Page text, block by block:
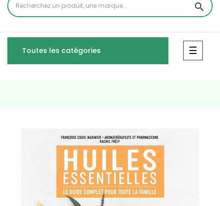
search
Toutes les catégories ☰